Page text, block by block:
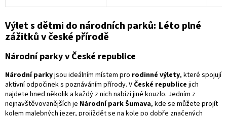
Výlet s dětmi do národních parků: Léto plné
zážitků v české přírodě
Národní parky v České republice
Národní parkyjsou ideálním místem pro rodinné výlety, které spojují
aktivní odpočinek s poznáváním přírody. V České republice jich
najdete hned několik a každý z nich nabízí jiné kouzlo. Jedním z
nejnavštěvovanějších je Národní park Šumava, kde se můžete projít
kolem malebných jezer, projíždět se na kole po dobře značených